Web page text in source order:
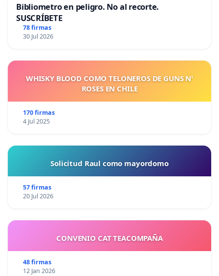
Bibliometro en peligro. No al recorte.
SUSCRÍBETE
78 firmas
30 Jul 2026
WHISKY BLOOD COMO TELONEROS DE GUNS N'
ROSES EN CHILE
170 firmas
4 Jul 2025
Solicitud Raul como mayordomo
57 firmas
20 Jul 2026
CONVENIO CAT TEACOMPAÑA
48 firmas
12 Jan 2026